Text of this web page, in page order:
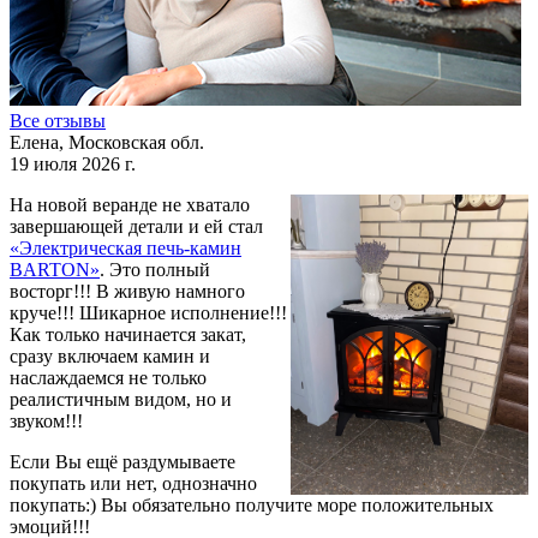
Все отзывы
Елена, Московская обл.
19 июля 2026 г.
На новой веранде не хватало
завершающей детали и ей стал
«Электрическая печь-камин
BARTON». Это полный
восторг!!! В живую намного
круче!!! Шикарное исполнение!!!
Как только начинается закат,
сразу включаем камин и
наслаждаемся не только
реалистичным видом, но и
звуком!!!
Если Вы ещё раздумываете
покупать или нет, однозначно
покупать:) Вы обязательно получите море положительных
эмоций!!!